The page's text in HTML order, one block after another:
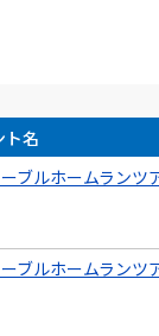
ト名
ブルホームランツ
ブルホームランツ